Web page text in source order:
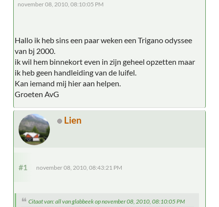
november 08, 2010, 08:10:05 PM
Hallo ik heb sins een paar weken een Trigano odyssee
van bj 2000.
ik wil hem binnekort even in zijn geheel opzetten maar
ik heb geen handleiding van de luifel.
Kan iemand mij hier aan helpen.
Groeten AvG
Lien
#1 november 08, 2010, 08:43:21 PM
Citaat van: all van glabbeek op november 08, 2010, 08:10:05 PM